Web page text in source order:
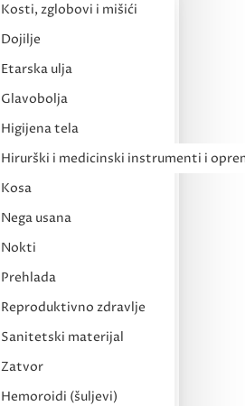
Kosti, zglobovi i mišići
Dojilje
Etarska ulja
Glavobolja
Higijena tela
Hirurški i medicinski instrumenti i
Kosa
Nega usana
Nokti
Prehlada
Reproduktivno zdravlje
Sanitetski materijal
Zatvor
Hemoroidi (šuljevi)